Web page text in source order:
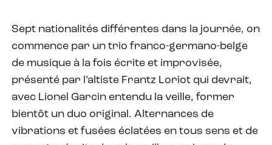
Sept nationalités différentes dans la journée, on
commence par un trio franco-germano-belge
de musique à la fois écrite et improvisée,
présenté par l’altiste Frantz Loriot qui devrait,
avec Lionel Garcin entendu la veille, former
bientôt un duo original. Alternances de
vibrations et fusées éclatées en tous sens et de